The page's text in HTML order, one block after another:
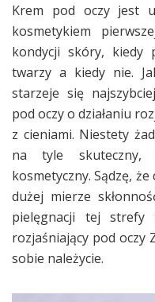
Krem pod oczy jest
kosmetykiem
kondycji skóry, kiedy
twarzy a kiedy nie.
starzeje się
pod oczy o działaniu
z cieniami. Niestety
na tyle skuteczny,
kosmetyczny. Sądzę,
dużej mierze
pielęgnacji tej strefy
rozjaśniający pod oczy
sobie należycie.